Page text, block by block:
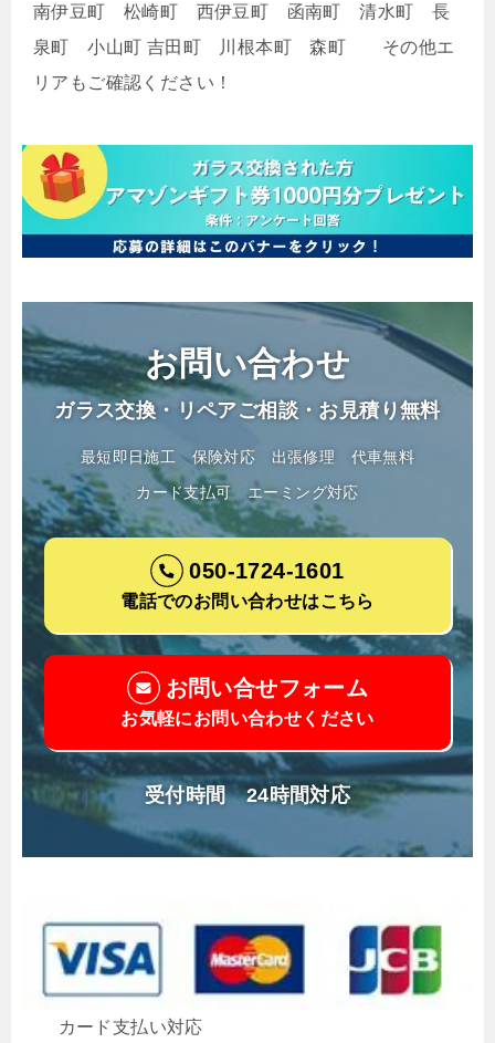
南伊豆町 松崎町 西伊豆町 函南町 清水町 長
泉町 小山町 吉田町 川根本町 森町 その他エ
リアもご確認ください！
お問い合わせ
ガラス交換・リペアご相談・お見積り無料
最短即日施工 保険対応 出張修理
代車無料
カード支払可
エーミング対応
050-1724-1601
電話でのお問い合わせはこちら
お問い合せフォーム
お気軽にお問い合わせください
受付時間 24時間対応
カード支払い対応